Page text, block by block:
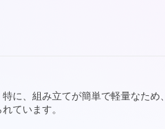
に、組み立てが簡単で軽量なた
ています。